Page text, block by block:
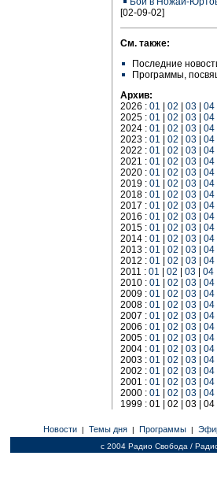
[02-09-02]
См. также:
Последние
Программы,
Архив:
2026 : 01 02 03 04
2025 : 01 02 03 04
2024 : 01 02 03 04
2023 : 01 02 03 04
2022 : 01 02 03 04
2021 : 01 02 03 04
2020 : 01 02 03 04
2019 : 01 02 03 04
2018 : 01 02 03 04
2017 : 01 02 03 04
2016 : 01 02 03 04
2015 : 01 02 03 04
2014 : 01 02 03 04
2013 : 01 02 03 04
2012 : 01 02 03 04
2011 : 01 02 03 04
2010 : 01 02 03 04
2009 : 01 02 03 04
2008 : 01 02 03 04
2007 : 01 02 03 04
2006 : 01 02 03 04
2005 : 01 02 03 04
2004 : 01 02 03 04
2003 : 01 02 03 04
2002 : 01 02 03 04
2001 : 01 02 03 04
2000 : 01 02 03 04
1999 : 01 | 02 | 03 |
Новости | Темы дня | Программы |
c 2004 Радио Свобода /